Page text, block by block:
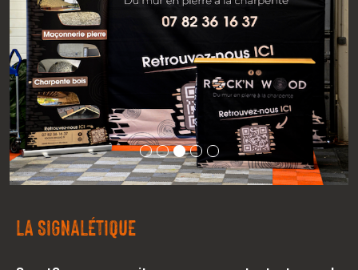
LA SIGNALÉTIQUE